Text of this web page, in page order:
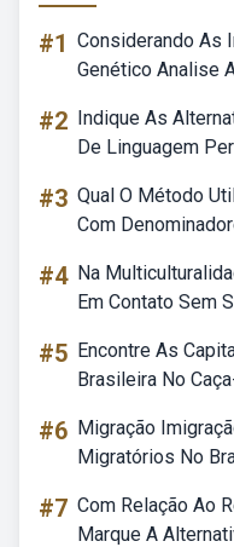
#1 Considerando As
Genético Analise
#2 Indique As
De Linguagem
#3 Qual O Método
Com
#4 Na
Em Contato Sem
#5 Encontre As
Brasileira No
#6 Migração
Migratórios No
#7 Com Relação Ao
Marque A